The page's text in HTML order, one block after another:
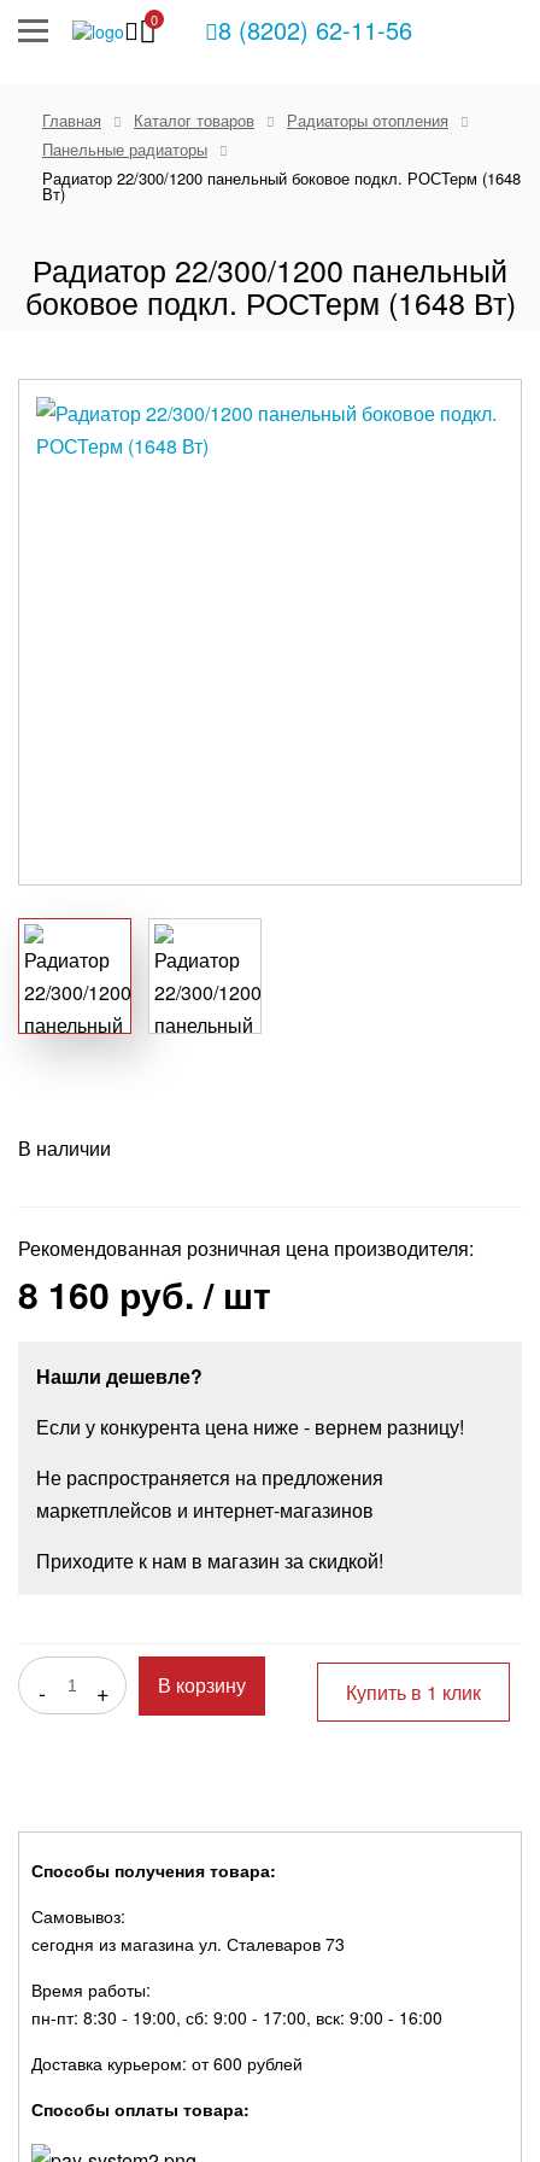
0 8 (8202) 62-11-56
Главная Каталог товаров
Радиаторы отопления
Панельные радиаторы
Радиатор 22/300/1200 панельный боковое подкл. РОСТерм (1648
Вт)
Радиатор 22/300/1200 панельный
боковое подкл. РОСТерм (1648 Вт)
В наличии
Рекомендованная розничная цена производителя:
8 160 руб./ шт
Нашли дешевле?
Если у конкурента цена ниже - вернем разницу!
Не распространяется на предложения
маркетплейсов и интернет-магазинов
Приходите к нам в магазин за скидкой!
- + В корзину Купить в 1 клик
Способы получения товара:
Самовывоз:
сегодня из магазина ул. Сталеваров 73
Время работы:
пн-пт: 8:30 - 19:00, сб: 9:00 - 17:00, вск: 9:00 - 16:00
Доставка курьером: от 600 рублей
Способы оплаты товара: